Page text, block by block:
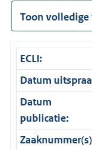
Toon volledige
ECLI:
Datum
Datum
publicatie: